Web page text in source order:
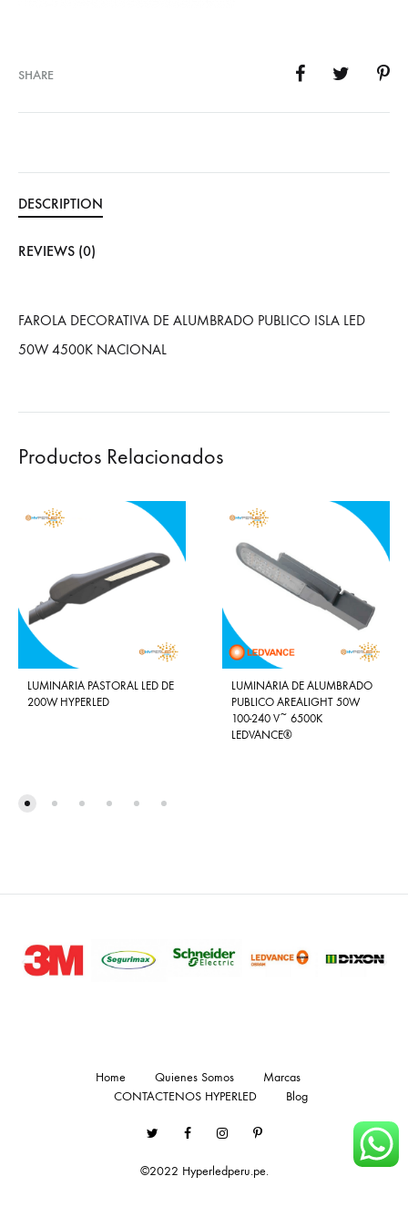
SHARE
DESCRIPTION
REVIEWS (0)
FAROLA DECORATIVA DE ALUMBRADO PUBLICO ISLA LED
50W 4500K NACIONAL
Productos Relacionados
LUMINARIA PASTORAL LED DE
200W HYPERLED
LUMINARIA DE ALUMBRADO
PUBLICO AREALIGHT 50W
100-240 V~ 6500K
LEDVANCE®
©2022 Hyperledperu.pe.
Home Quienes Somos
Marcas
CONTACTENOS HYPERLED
Blog
TwitterFacebookInstagramPinterest